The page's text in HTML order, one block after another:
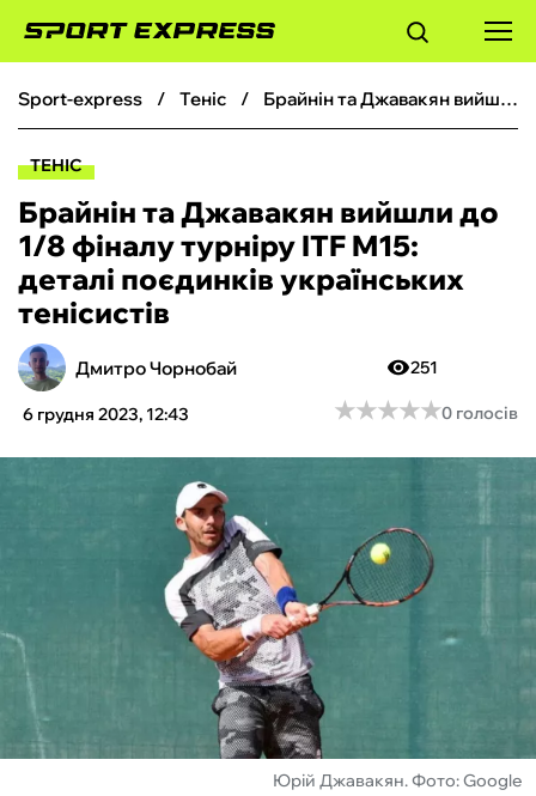
ФУТБОЛ
БОКС
ХОКЕЙ
ТЕНІС
КІБЕРСПОРТ
ІНШІ
БУКМЕКЕРИ
sport-express теніс Брайнін та Джавакян вийшли до 1/8 фіналу турніру ITF M15: деталі поєдинків українських тенісистів
ТЕНІС
Брайнін та Джавакян вийшли до
1/8 фіналу турніру ITF M15:
деталі поєдинків українських
тенісистів
Дмитро Чорнобай
6 грудня 2023, 12:43
251
★★★★★
★★★★★0 голосів
Юрій Джавакян. Фото: Google